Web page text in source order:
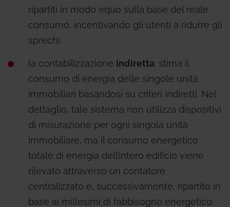
ripartiti in modo equo sulla base del reale
consumo, incentivando gli utenti a ridurre gli
sprechi.
la contabilizzazione indiretta: stima il
consumo di energia delle singole unità
immobiliari basandosi su criteri indiretti. Nel
dettaglio, tale sistema non utilizza dispositivi
di misurazione per ogni singola unità
immobiliare, ma il consumo energetico
totale di energia dell’intero edificio viene
rilevato attraverso un contatore
centralizzato e, successivamente, ripartito in
base ai millesimi di fabbisogno energetico